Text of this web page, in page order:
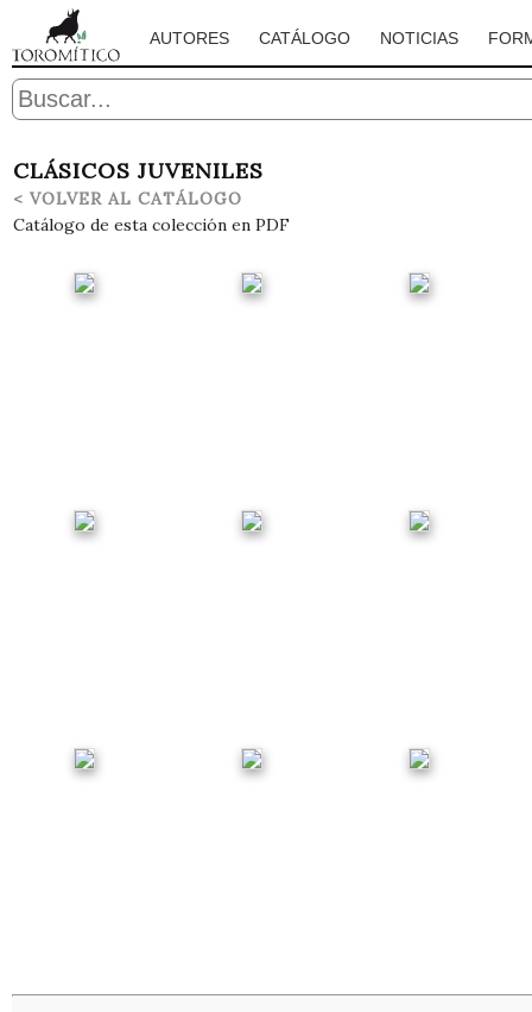
AUTORES CATÁLOGO NOTICIAS
CLÁSICOS JUVENILES
< VOLVER AL CATÁLOGO
Catálogo de esta colección en PDF